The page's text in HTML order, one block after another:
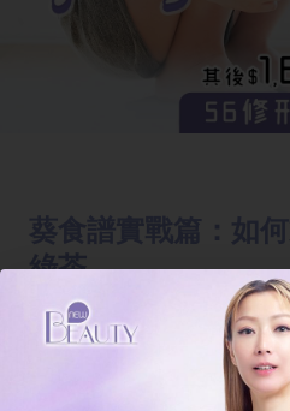
綠茶
想要達到日本女星的
作方法至關重要。許